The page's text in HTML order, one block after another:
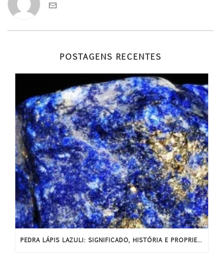
POSTAGENS RECENTES
PEDRA LÁPIS LAZULI: SIGNIFICADO, HISTÓRIA E PROPRIEDADES ENERGÉTICAS